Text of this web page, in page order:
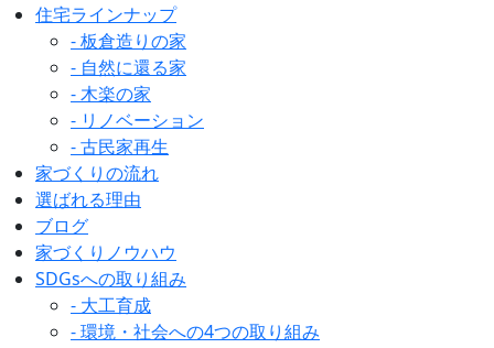
住宅ラインナップ
- 板倉造りの家
- 自然に還る家
- 木楽の家
- リノベーション
- 古民家再生
家づくりの流れ
選ばれる理由
ブログ
家づくりノウハウ
SDGsへの取り組み
- 大工育成
- 環境・社会への4つの取り組み